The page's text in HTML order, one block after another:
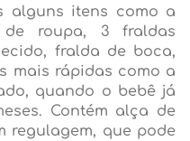
alguns itens como a
de roupa, 3 fraldas
fralda de boca,
mais rápidas como a
quando o bebê já
Contém alça de
regulagem, que pode